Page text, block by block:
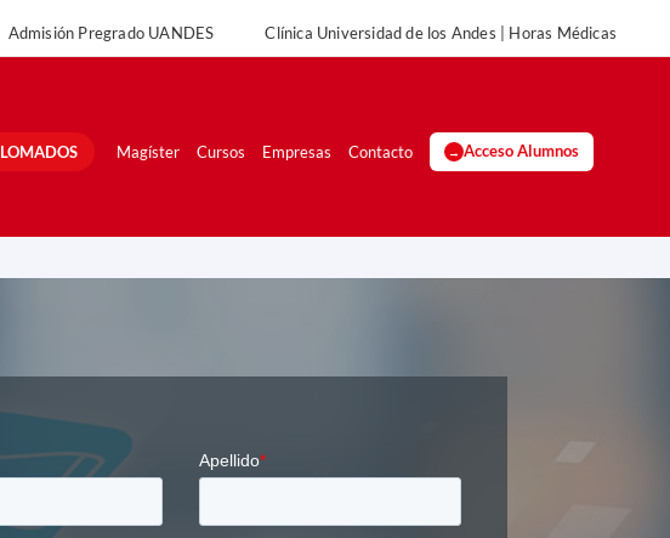
Magíster Cursos Empresas Contacto Acceso Alumnos
Admisión Pregrado UANDES Clínica Universidad de los Andes | Horas Médicas